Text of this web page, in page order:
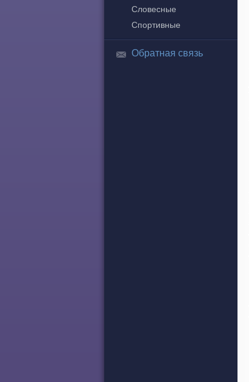
Словесные
Спортивные
Обратная связь